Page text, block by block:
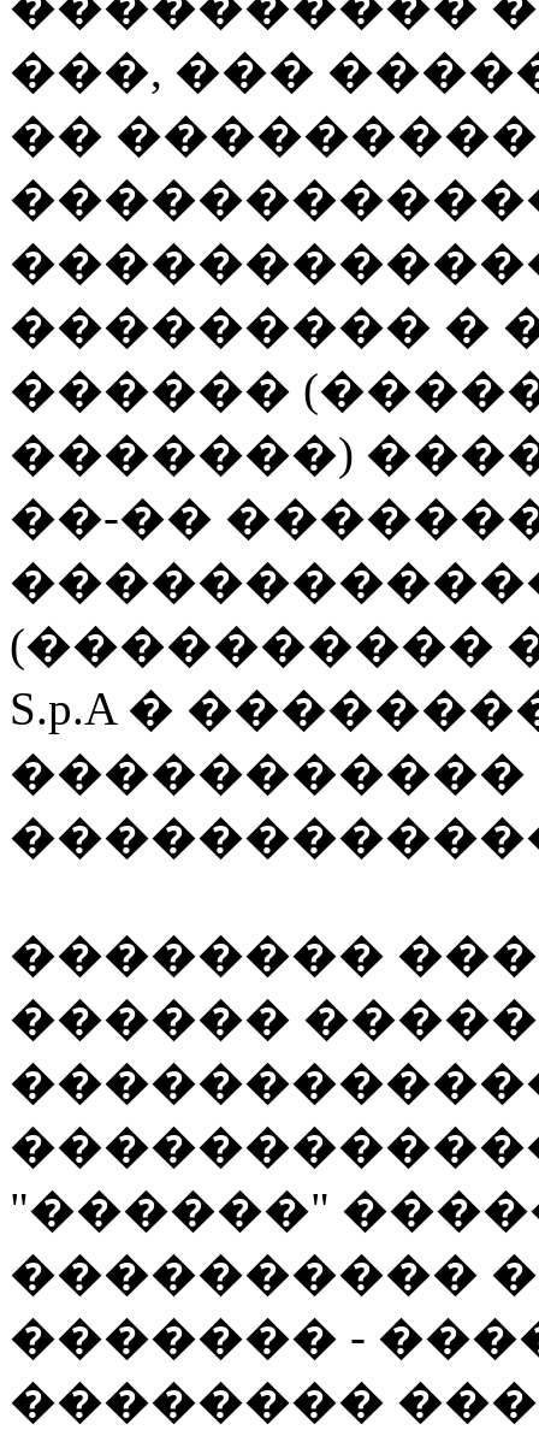
���, ���
��
��������� �
������
�������)
��-��
(����������
S.p.A �
�����������
��������
������
"������"
����������
������� -
��������